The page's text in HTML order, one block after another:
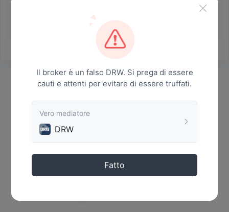
gratuito di 3.500 dollari e, se realizzi la metà del profitto, i
tuoi profitti, ma non puoi fare trading a meno che non
inserisci $ 3.500. Ho preso in prestito dei soldi dai miei
genitori e li ho inseriti. Ho realizzato un piccolo profitto,
clienti mi ha detto che c'era un problema con la verifica
della mia identità, quindi ho inviato loro un'immagine della
mia patente di guida. Mi è stato detto che avrei potuto
prelevare denaro se avesse superato l'esame, ma non
avevo avuto loro notizie, quindi quando ho chiesto
informazioni in merito, sono stato bloccato da LINE.
Bloccato anche l'assistente. Anche il gruppo LINE è stato
cancellato e non c'era modo di contattarli. Vorrei un
Notizie
Il broker è un falso DRW. Si prega di essere
cauti e attenti per evitare di essere truffati.
Vero mediatore
DRW
Fatto